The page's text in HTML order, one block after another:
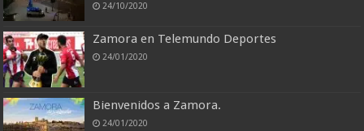
24/10/2020
Zamora en Telemundo Deportes
24/01/2020
Bienvenidos a Zamora.
24/01/2020